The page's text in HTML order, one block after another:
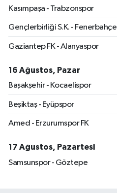
Kasımpaşa - Trabzonspor
Gençlerbirliği S.K. - Fenerbahçe
Gaziantep FK - Alanyaspor
16 Ağustos, Pazar
Başakşehir - Kocaelispor
Beşiktaş - Eyüpspor
Amed - Erzurumspor FK
17 Ağustos, Pazartesi
Samsunspor - Göztepe